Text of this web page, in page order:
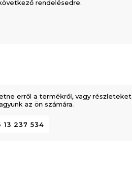
rendelésedre.
erről a termékről, vagy
az ön számára.
13 237 534